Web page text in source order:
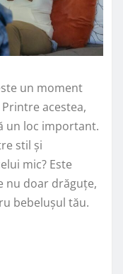
un moment
acestea,
un loc important.
stil și
mic? Este
nu doar drăguțe,
bebelușul tău.